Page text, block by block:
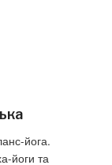
йога.
йоги та